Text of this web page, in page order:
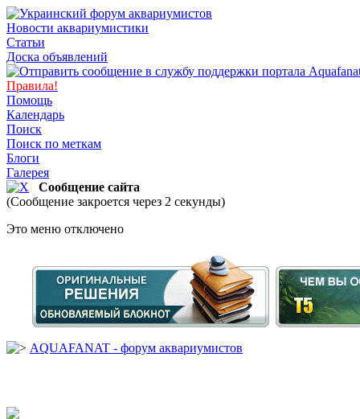
Новости аквариумистики
Статьи
Доска объявлений
Правила!
Помощь
Календарь
Поиск
Поиск по меткам
Блоги
Галерея
Сообщение сайта
(Сообщение закроется через 2 секунды)
Это меню отключено
AQUAFANAT - форум аквариумистов